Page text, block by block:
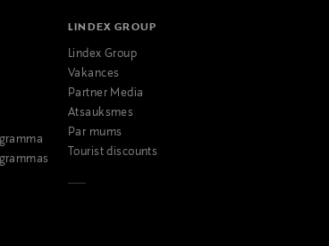
LINDEX GROUP
Lindex Group
Vakances
Partner Media
Atsauksmes
Par mums
Tourist discounts